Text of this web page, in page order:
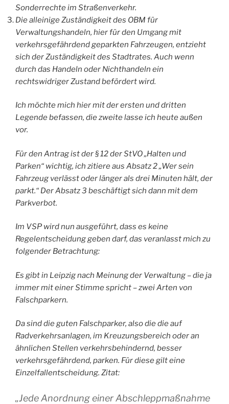
Sonderrechte im Straßenverkehr.
Die alleinige Zuständigkeit des OBM für
Verwaltungshandeln, hier für den Umgang mit
verkehrsgefährdend geparkten Fahrzeugen, entzieht
sich der Zuständigkeit des Stadtrates. Auch wenn
durch das Handeln oder Nichthandeln ein
rechtswidriger Zustand befördert wird.
Ich möchte mich hier mit der ersten und dritten
Legende befassen, die zweite lasse ich heute außen
vor.
Für den Antrag ist der § 12 der StVO „Halten und
Parken“ wichtig, ich zitiere aus Absatz 2 „Wer sein
Fahrzeug verlässt oder länger als drei Minuten hält, der
parkt.“ Der Absatz 3 beschäftigt sich dann mit dem
Parkverbot.
Im VSP wird nun ausgeführt, dass es keine
Regelentscheidung geben darf, das veranlasst mich zu
folgender Betrachtung:
Es gibt in Leipzig nach Meinung der Verwaltung – die ja
immer mit einer Stimme spricht – zwei Arten von
Falschparkern.
Da sind die guten Falschparker, also die die auf
Radverkehrsanlagen, im Kreuzungsbereich oder an
ähnlichen Stellen verkehrsbehindernd, besser
verkehrsgefährdend, parken. Für diese gilt eine
Einzelfallentscheidung. Zitat:
„Jede Anordnung einer Abschleppmaßnahme